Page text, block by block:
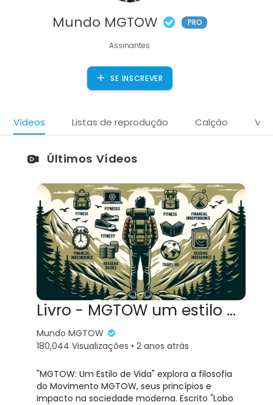
Mundo MGTOW PRO
Assinantes
SE INSCREVER
Vídeos Listas de reprodução Calção
Últimos Vídeos
Livro - MGTOW um estilo de vida
Mundo MGTOW
180,044 Visualizações • 2 anos atrás
"MGTOW: Um Estilo de Vida" explora a filosofia
do Movimento MGTOW, seus princípios e
impacto na sociedade moderna. Escrito "Lobo